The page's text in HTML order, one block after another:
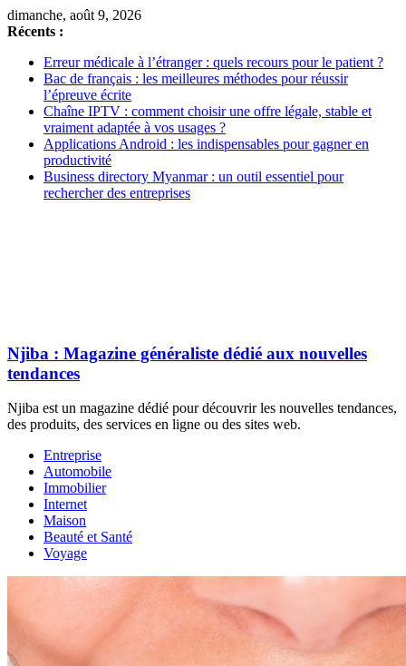
dimanche, août 9, 2026
Récents :
Erreur médicale à l’étranger : quels recours pour le patient ?
Bac de français : les meilleures méthodes pour réussir
l’épreuve écrite
Chaîne IPTV : comment choisir une offre légale, stable et
vraiment adaptée à vos usages ?
Applications Android : les indispensables pour gagner en
productivité
Business directory Myanmar : un outil essentiel pour
rechercher des entreprises
Njiba : Magazine généraliste dédié aux nouvelles
tendances
Njiba est un magazine dédié pour découvrir les nouvelles tendances,
des produits, des services en ligne ou des sites web.
Entreprise
Automobile
Immobilier
Internet
Maison
Beauté et Santé
Voyage